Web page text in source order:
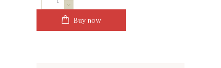
Menge
Buy now